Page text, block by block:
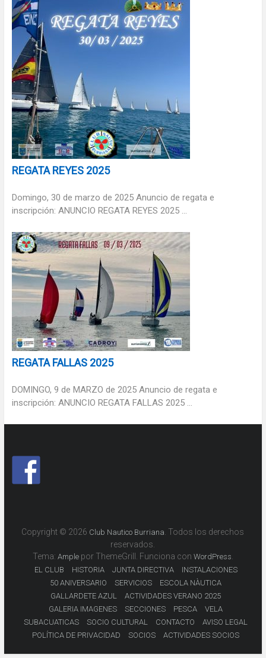
REGATA REYES 2025
Domingo, 30 de marzo de 2025 Anuncio de regata e
inscripción: ANUNCIO REGATA REYES 2025 ...
REGATA FALLAS 2025
DOMINGO, 9 de MARZO de 2025 Anuncio de regata e
inscripción: ANUNCIO REGATA FALLAS 2025 ...
Copyright © 2026 Club Nautico Burriana . Todos los derechos
reservados.
Tema: Amplepor ThemeGrill. Funciona con WordPress
EL CLUB HISTORIA JUNTA DIRECTIVA
INSTALACIONES
50 ANIVERSARIO
SERVICIOS
ESCOLA NÀUTICA
GALLARDETE AZUL
ACTIVIDADES VERANO 2025
GALERIA IMAGENES
SECCIONES PESCA
VELA
SUBACUATICAS
SOCIO CULTURAL CONTACTO
AVISO LEGAL
POLÍTICA DE PRIVACIDAD
SOCIOS ACTIVIDADES SOCIOS